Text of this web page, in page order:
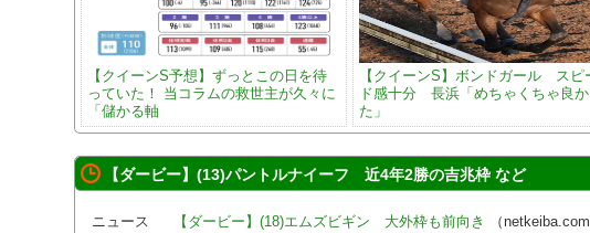
【クイーンS予想】ずっとこの日を待
っていた！ 当コラムの救世主が久々に
「儲かる軸
【クイーンS】ボンドガール スピ
ド感十分 長浜「めちゃくちゃ良か
た」
【ダービー】(13)パントルナイーフ 近4年2勝の吉兆枠 など
ニュース 【ダービー】(18)エムズビギン 大外枠も前向き （